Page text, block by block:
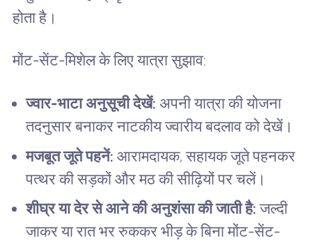
होता है।
मोंट-सेंट-मिशेल के लिए यात्रा सुझाव:
ज्वार-भाटा अनुसूची देखें: अपनी यात्रा की योजना
तदनुसार बनाकर नाटकीय ज्वारीय बदलाव को देखें।
मजबूत जूते पहनें: आरामदायक, सहायक जूते पहनकर
पत्थर की सड़कों और मठ की सीढ़ियों पर चलें।
शीघ्र या देर से आने की अनुशंसा की जाती है: जल्दी
जाकर या रात भर रुककर भीड़ के बिना मोंट-सेंट-